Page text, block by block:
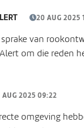
20 AUG 2025
van
om die reden
AUG 2025 09:22
omgeving